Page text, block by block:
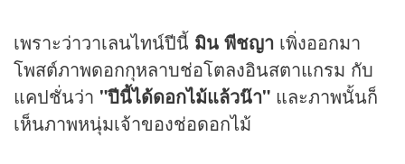
เพราะว่าวาเลนไทน์ปีนี้ มิน พีชญา เพิ่งออกมา
โพสต์ภาพดอกกุหลาบช่อโตลงอินสตาแกรม กับ
แคปชั่นว่า "ปีนี้ได้ดอกไม้แล้วน๊า" และภาพนั้นก็
เห็นภาพหนุ่มเจ้าของช่อดอกไม้